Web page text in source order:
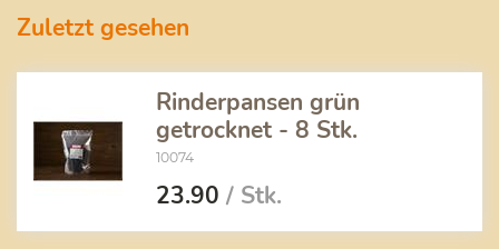
Zuletzt gesehen
Rinderpansen grün
getrocknet - 8 Stk.
10074
23.90 / Stk.